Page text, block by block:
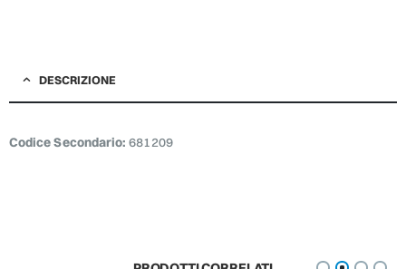
DESCRIZIONE
Codice Secondario: 681209